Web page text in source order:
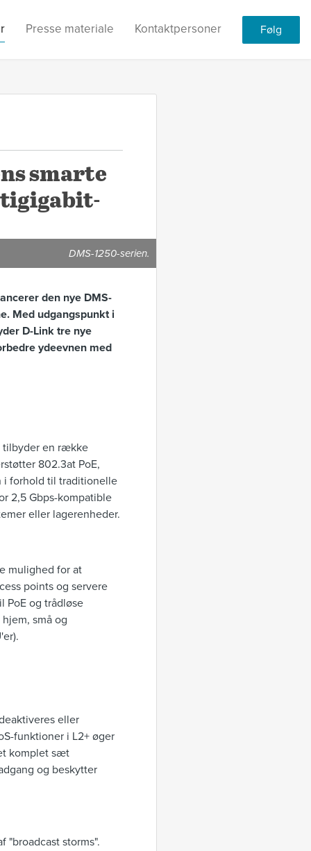
Presse materiale Kontaktpersoner Følg
smarte
DMS-1250-serien.
den nye DMS-
Med udgangspunkt i
D-Link tre nye
ydeevnen med
tilbyder en række
802.3at PoE,
i forhold til traditionelle
2,5 Gbps-kompatible
eller lagerenheder.
mulighed for at
points og servere
PoE og trådløse
små og
eller
funktioner i L2+ øger
komplet sæt
og beskytter
storms".